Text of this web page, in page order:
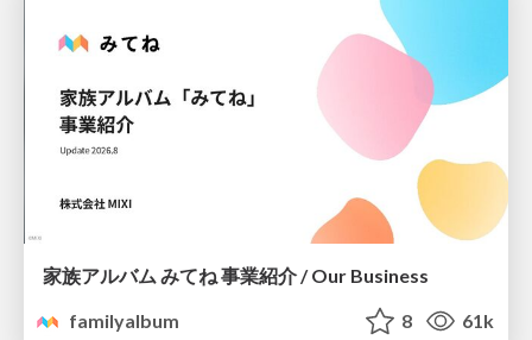
家族アルバム みてね 事業紹介 / Our Business
familyalbum
8 61k